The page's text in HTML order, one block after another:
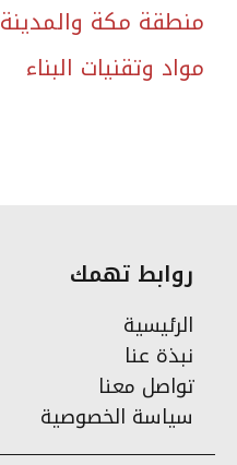
منطقة مكة والمدينة
مواد وتقنيات البناء
روابط تهمك
الرئيسية
نبذة عنا
تواصل معنا
سياسة الخصوصية